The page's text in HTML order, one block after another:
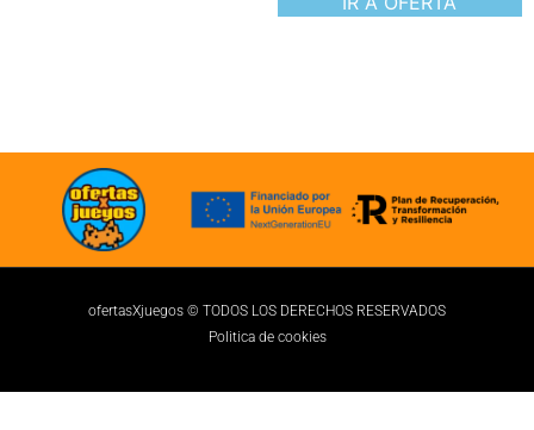
ofertasXjuegos © TODOS LOS DERECHOS RESERVADOS
Politica de cookies